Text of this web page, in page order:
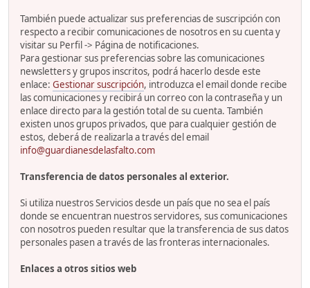
También puede actualizar sus preferencias de suscripción con
respecto a recibir comunicaciones de nosotros en su cuenta y
visitar su Perfil -> Página de notificaciones.
Para gestionar sus preferencias sobre las comunicaciones
newsletters y grupos inscritos, podrá hacerlo desde este
enlace: Gestionar suscripción, introduzca el email donde recibe
las comunicaciones y recibirá un correo con la contraseña y un
enlace directo para la gestión total de su cuenta. También
existen unos grupos privados, que para cualquier gestión de
estos, deberá de realizarla a través del email
info@guardianesdelasfalto.com
Transferencia de datos personales al exterior.
Si utiliza nuestros Servicios desde un país que no sea el país
donde se encuentran nuestros servidores, sus comunicaciones
con nosotros pueden resultar que la transferencia de sus datos
personales pasen a través de las fronteras internacionales.
Enlaces a otros sitios web